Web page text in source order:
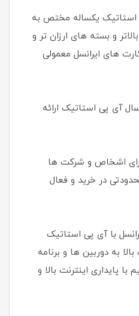
استاتیک یکساله مختص به
و بسته های ارزان تر و
های ایرانسل معمولی
آی پی استاتیک ارائه
اشخاص و شرکت ها
در خرید و فعال
با آی پی استاتیک
به دوربین ها و برنامه
پایداری اینترنت بالا و